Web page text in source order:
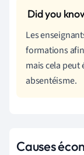
Les
formations
mais cela
absentéisme.
Causes